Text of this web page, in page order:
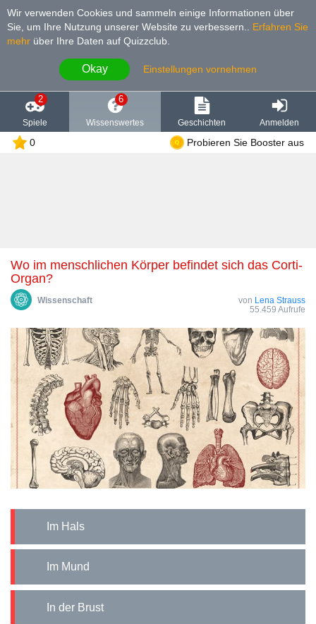
Wir verwenden Cookies und sammeln einige Informationen über
Sie, um Ihre Nutzung unserer Website zu verbessern.
Erfahren Sie
mehr über Ihre Daten auf Quizzclub.
Okay Einstellungen vornehmen
2
Spiele
6
Wissenswertes Geschichten Anmelden
0 Probieren Sie Booster aus
Wo im menschlichen Körper befindet sich das Corti-
Organ?
Wissenschaft von Lena Strauss
55.459 Aufrufe
Im Hals
Im Mund
In der Brust